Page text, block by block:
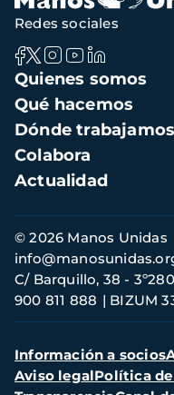
Navegación
principal
Quienes somos
Qué hacemos
Dónde trabajamos
Colabora
Actualidad
Redes sociales
Información
de
contacto
© 2026 Manos Unidas
C/ Barquillo, 38 -
900 811 888
BIZUM
Menú
secundario
Información a socios
Aviso legalPolítica